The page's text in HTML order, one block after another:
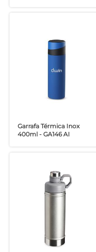
Garrafa Térmica Inox
400ml - GA146 AI